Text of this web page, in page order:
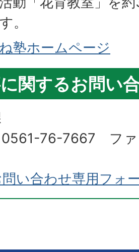
。
塾ホームページ
関するお問い
0561-76-7667 フ
い合わせ専用フォ